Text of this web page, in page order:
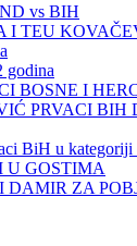
vs BIH
I TEU
godina
BOSNE I
PRVACI BIH
BiH u kategoriji
U GOSTIMA
DAMIR ZA